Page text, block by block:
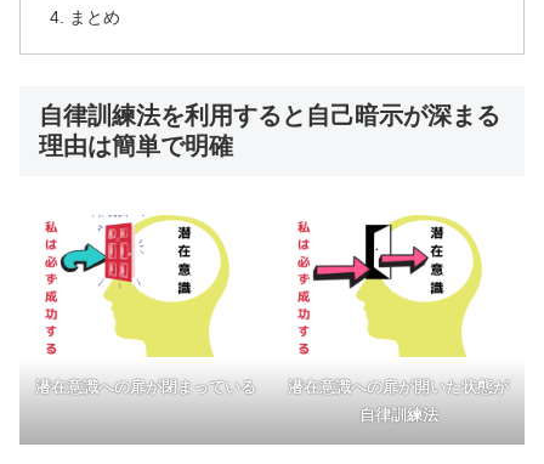
まとめ
自律訓練法を利用すると自己暗示が深まる
理由は簡単で明確
潜在意識への扉が閉まっている
潜在意識への扉が開いた状態が
自律訓練法